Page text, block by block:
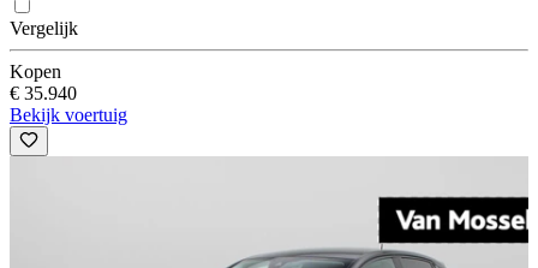
Vergelijk
Kopen
€ 35.940
Bekijk voertuig